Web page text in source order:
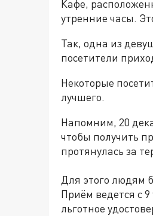
Кафе,
утренние часы.
Так, одна из
посетители
Некоторые
лучшего.
Напомним, 20
чтобы получить
протянулась за
Для этого людям
Приём ведется с
льготное